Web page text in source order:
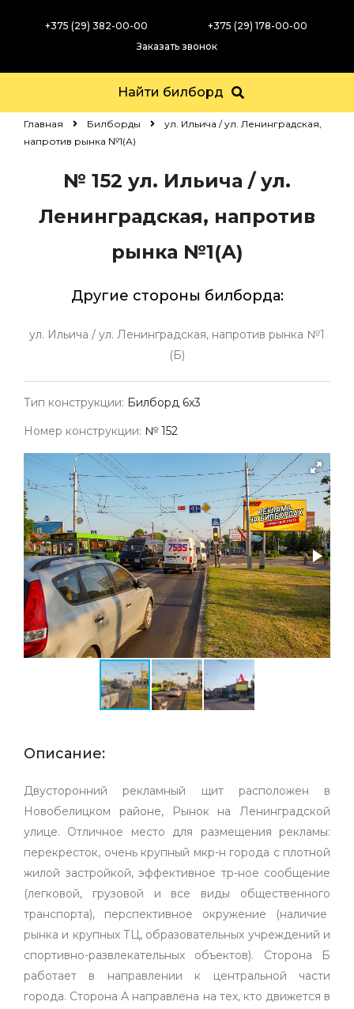
+375 (29) 382-00-00
+375 (29) 178-00-00
Заказать звонок
Найти билборд
Главная Билборды
ул. Ильича / ул. Ленинградская,
напротив рынка №1(А)
№ 152 ул. Ильича / ул.
Ленинградская, напротив
рынка №1(А)
Другие стороны билборда:
ул. Ильича / ул. Ленинградская, напротив рынка №1
(Б)
Тип конструкции: Билборд 6х3
Номер конструкции: № 152
Описание:
Двусторонний рекламный щит расположен в
Новобелицком районе, Рынок на Ленинградской
улице. Отличное место для размещения рекламы:
перекресток, очень крупный мкр-н города с плотной
жилой застройкой, эффективное тр-ное сообщение
(легковой, грузовой и все виды общественного
транспорта), перспективное окружение (наличие
рынка и крупных ТЦ, образовательных учреждений и
спортивно-развлекательных объектов). Сторона Б
работает в направлении к центральной части
города. Сторона А направлена на тех, кто движется в